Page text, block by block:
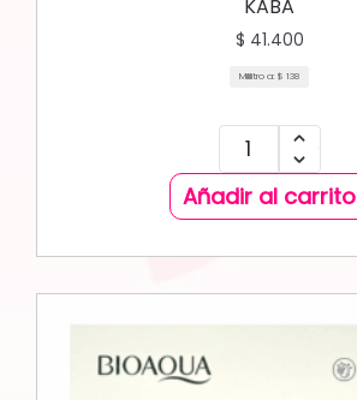
KABA
$ 41.400
Mililitro a: $ 138
Añadir al carrito